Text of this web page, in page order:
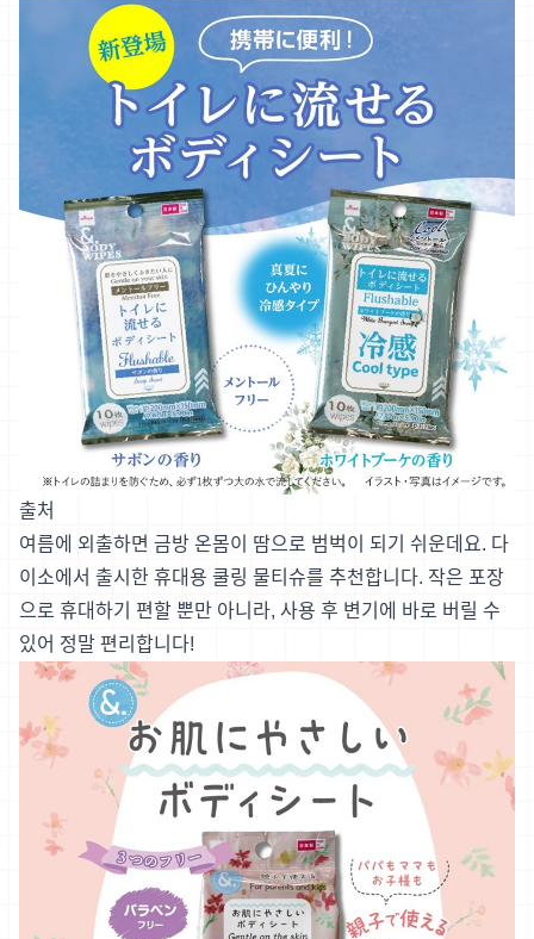
출처
여름에 외출하면 금방 온몸이 땀으로 범벅이 되기 쉬운데요. 다
이소에서 출시한 휴대용 쿨링 물티슈를 추천합니다. 작은 포장
으로 휴대하기 편할 뿐만 아니라, 사용 후 변기에 바로 버릴 수
있어 정말 편리합니다!